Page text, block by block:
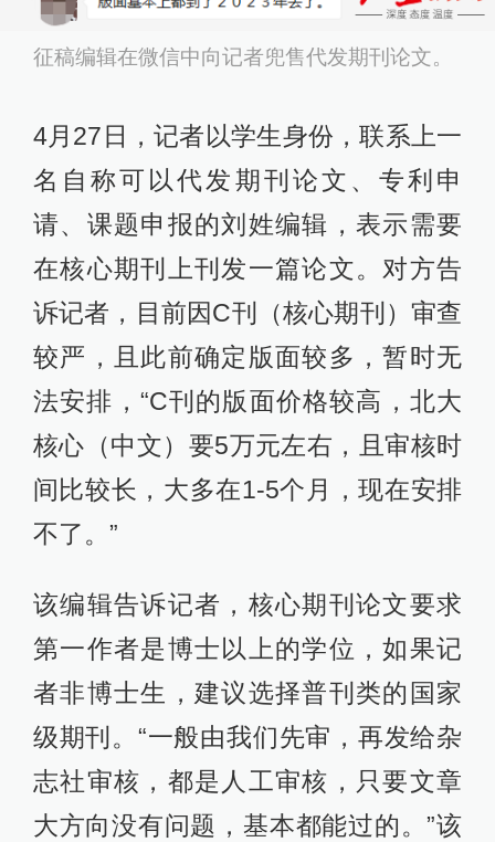
征稿编辑在微信中向记者兜售代发期刊论文。
4月27日，记者以学生身份，联系上一
名自称可以代发期刊论文、专利申
请、课题申报的刘姓编辑，表示需要
在核心期刊上刊发一篇论文。对方告
诉记者，目前因C刊（核心期刊）审查
较严，且此前确定版面较多，暂时无
法安排，“C刊的版面价格较高，北大
核心（中文）要5万元左右，且审核时
间比较长，大多在1-5个月，现在安排
不了。”
该编辑告诉记者，核心期刊论文要求
第一作者是博士以上的学位，如果记
者非博士生，建议选择普刊类的国家
级期刊。“一般由我们先审，再发给杂
志社审核，都是人工审核，只要文章
大方向没有问题，基本都能过的。”该